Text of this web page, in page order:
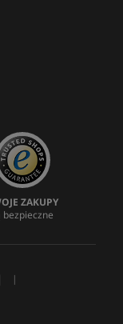
ZAKUPY
bezpieczne
|